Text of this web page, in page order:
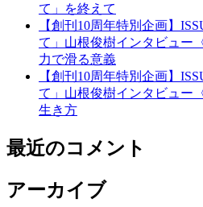
て」を終えて
【創刊10周年特別企画】
て」山根俊樹インタビュー
力で滑る意義
【創刊10周年特別企画】
て」山根俊樹インタビュー
生き方
最近のコメント
アーカイブ